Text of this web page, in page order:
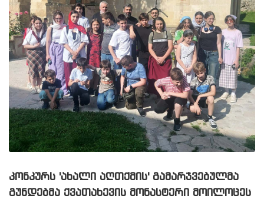
ᲙᲝᲜᲙᲣᲠᲡ 'ᲐᲮᲐᲚᲘ ᲐᲦᲗᲥᲛᲘᲡ' ᲒᲐᲛᲐᲠᲯᲕᲔᲑᲣᲚᲛᲐ
ᲒᲣᲜᲓᲔᲑᲛᲐ ᲥᲕᲐᲗᲐᲮᲔᲕᲘᲡ ᲛᲝᲜᲐᲡᲢᲔᲠᲘ ᲛᲝᲘᲚᲝᲪᲔᲡ